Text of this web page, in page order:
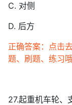
C. 对侧
D. 后方
正确答案：点击
题、刷题、练习
27.起重机车轮、